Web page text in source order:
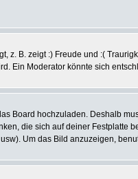
B. zeigt :) Freude und :(
Ein Moderator könnte sich
Board hochzuladen. Deshalb
die sich auf deiner Festplatte
Um das Bild anzuzeigen,